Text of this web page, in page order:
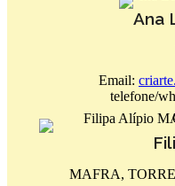
Ana
Email:
telefone/
MAFRA,